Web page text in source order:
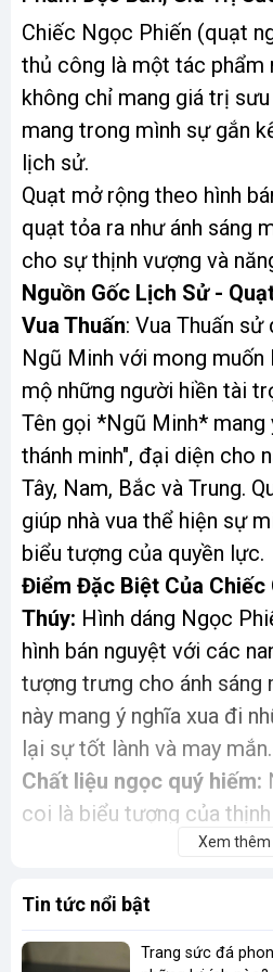
Chiếc Ngọc Phiến (quạt
thủ công là một tác phẩm
không chỉ mang giá trị
mang trong mình sự gắn
lịch sử.
Quạt mở rộng theo hình
quạt tỏa ra như ánh sáng
cho sự thịnh vượng và
Nguồn Gốc Lịch Sử -
Vua Thuấn: Vua Thuấn
Ngũ Minh với mong muốn
mộ những người hiền tài
Tên gọi *Ngũ Minh* mang
thánh minh", đại diện cho
Tây, Nam, Bắc và Trung.
giúp nhà vua thể hiện sự
biểu tượng của quyền lực.
Điểm Đặc Biệt Của Chiếc
Thúy: Hình dáng Ngọc
hình bán nguyệt với các
tượng trưng cho ánh sáng
này mang ý nghĩa xua đi
lại sự tốt lành và may mắn.
Chất liệu ngọc quý hiếm:
coi là biểu tượng của
trong phong thủy, giúp gia
trạm khắc hoàn toàn thủ
Xem thêm
Tin tức nổi bật
Trang sức đá